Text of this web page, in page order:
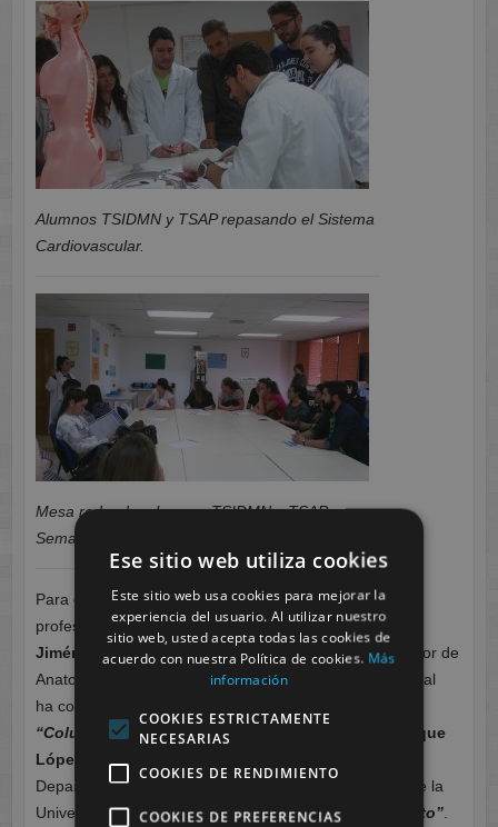
Alumnos TSIDMN y TSAP repasando el Sistema
Cardiovascular.
Mesa redonda, alumnos TSIDMN y TSAP,
Semana de la Ciencia.
Para clausurar las jornadas, han recibido a
profesionales comoDña. Sara Sánchez
Jiménez, Estudiante de segundo curso Técnico Superior de
Anatomía Patológica y Citología de Cesur Murcia, la cual
ha compartido, con los alumnos, sus conocimientos de
“Columna, cráneo y pelvis”
D. Enrique
López Nicolás
Departamento de Anatomía Humana y Psicobiología de la
Universidad de Murcia ha expuesto“Embalsamamiento”.
Ese sitio web utiliza cookies
Este sitio web usa cookies para mejorar la
experiencia del usuario. Al utilizar nuestro
sitio web, usted acepta todas las cookies de
acuerdo con nuestra Política de cookies. Más
información
COOKIES ESTRICTAMENTE
NECESARIAS
COOKIES DE RENDIMIENTO
COOKIES DE PREFERENCIAS